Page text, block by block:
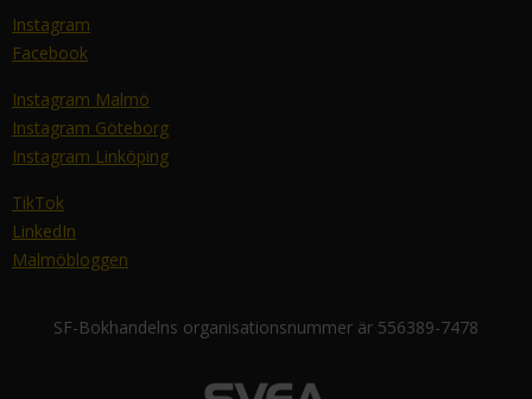
Instagram
Facebook
Instagram Malmö
Instagram Göteborg
Instagram Linköping
TikTok
LinkedIn
Malmöbloggen
SF-Bokhandelns organisationsnummer är 556389-7478